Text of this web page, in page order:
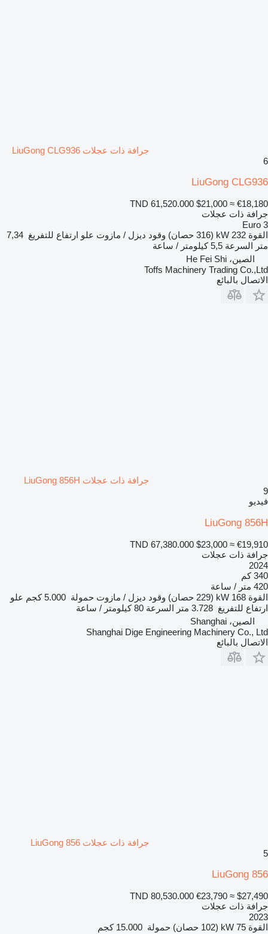
جرافة ذات عجلات LiuGong CLG936
6
LiuGong CLG936
TND 61,520.000 $21,000 ≈ €18,180
جرافة ذات عجلات
Euro 3
القوة 232 kW (316 حصان) وقود ديزل / مازوت علو ارتفاع للتفريغ 7,34
متر السرعة 5,5 كيلومتر / ساعة
الصين، He Fei Shi
Toffs Machinery Trading Co.,Ltd
الاتصال بالبائع
جرافة ذات عجلات LiuGong 856H
9
فيديو
LiuGong 856H
TND 67,380.000 $23,000 ≈ €19,910
جرافة ذات عجلات
2024
340 كم
420 متر / ساعة
القوة 168 kW (229 حصان) وقود ديزل / مازوت حمولة 5.000 كجم
علو
ارتفاع للتفريغ 3.728 متر السرعة 80 كيلومتر / ساعة
الصين، Shanghai
Shanghai Dige Engineering Machinery Co., Ltd
الاتصال بالبائع
جرافة ذات عجلات LiuGong 856
5
LiuGong 856
TND 80,530.000 €23,790 ≈ $27,490
جرافة ذات عجلات
2023
القوة 75 kW (102 حصان) حمولة 15.000 كجم